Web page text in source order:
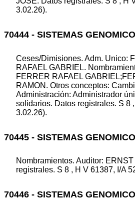
3.02.26).
70444 - SISTEMAS
Ceses/Dimisiones. Adm. Unico:
RAFAEL GABRIEL.
FERRER RAFAEL
RAMON. Otros conceptos:
Administración: Administrador
solidarios. Datos registrales. S 8
3.02.26).
70445 - SISTEMAS
Nombramientos. Auditor:
registrales. S 8 , H V 61387, I/A
70446 - SISTEMAS